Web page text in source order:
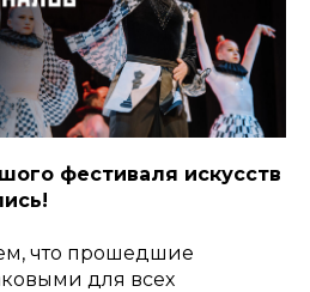
фестиваля искусств
что прошедшие
для всех